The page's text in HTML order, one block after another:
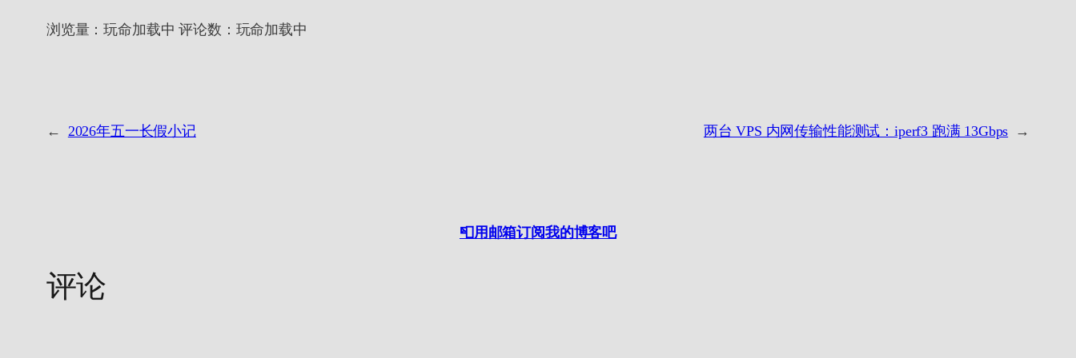
浏览量：玩命加载中 评论数： 玩命加载中
← 2026年五一长假小记 两台 VPS 内网传输性能测试：iperf3 跑满 13Gbps →
📮用邮箱订阅我的博客吧
评论